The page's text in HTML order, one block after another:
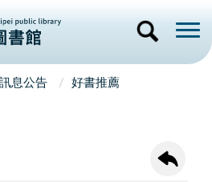
訊息公告 好書推薦